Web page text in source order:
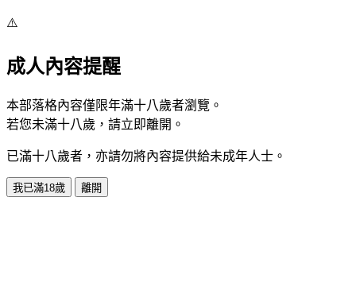
⚠️
成人內容提醒
本部落格內容僅限年滿十八歲者瀏覽。
若您未滿十八歲，請立即離開。
已滿十八歲者，亦請勿將內容提供給未成年人士。
我已滿18歲 離開